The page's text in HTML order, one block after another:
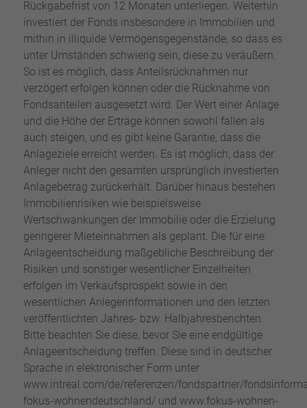
Rückgabefrist von 12 Monaten unterliegen. Weiterhin
investiert der Fonds insbesondere in Immobilien und
mithin in illiquide Vermögensgegenstände, so dass es
unter Umständen schwierig sein, diese zu veräußern.
So ist es möglich, dass Anteilsrücknahmen nur
verzögert erfolgen können oder die Rücknahme von
Fondsanteilen ausgesetzt wird. Der Wert einer Anlage
und die Höhe der Erträge können sowohl fallen als
auch steigen, und es gibt keine Garantie, dass die
Anlageziele erreicht werden. Es ist möglich, dass der
Anleger nicht den gesamten ursprünglich investierten
Anlagebetrag zurückerhält. Darüber hinaus bestehen
Immobilienrisiken wie beispielsweise
Wertschwankungen der Immobilie oder die Erzielung
geringerer Mieteinnahmen als geplant. Die für eine
Anlageentscheidung maßgebliche Beschreibung der
Risiken und sonstiger wesentlicher Einzelheiten
erfolgen im Verkaufsprospekt sowie in den
wesentlichen Anlegerinformationen und den letzten
veröffentlichten Jahres- bzw. Halbjahresberichten.
Bitte beachten Sie diese, bevor Sie eine endgültige
Anlageentscheidung treffen. Diese sind in deutscher
Sprache in elektronischer Form unter
www.intreal.com/de/referenzen/fondspartner/
fokus-wohnendeutschland/ und www.fokus-wohnen-